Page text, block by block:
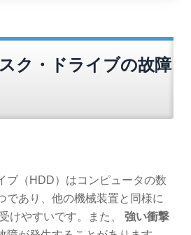
ク・ドライブの故障
ブ（HDD）はコンピュータの数
であり、他の機械装置と同様に
けやすいです。また、 強い衝撃